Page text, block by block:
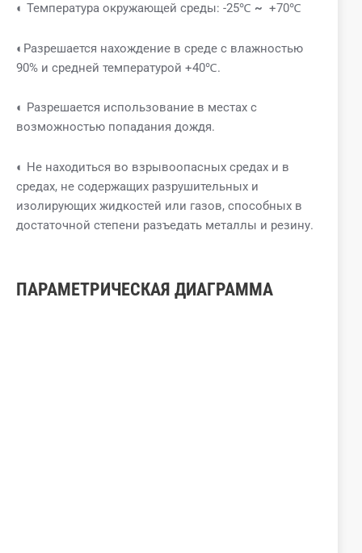
◐ Температура окружающей среды: -25℃ ~ +70℃
◐Разрешается нахождение в среде с влажностью
90% и средней температурой +40℃.
◐ Разрешается использование в местах с
возможностью попадания дождя.
◐ Не находиться во взрывоопасных средах и в
средах, не содержащих разрушительных и
изолирующих жидкостей или газов, способных в
достаточной степени разъедать металлы и резину.
ПАРАМЕТРИЧЕСКАЯ ДИАГРАММА